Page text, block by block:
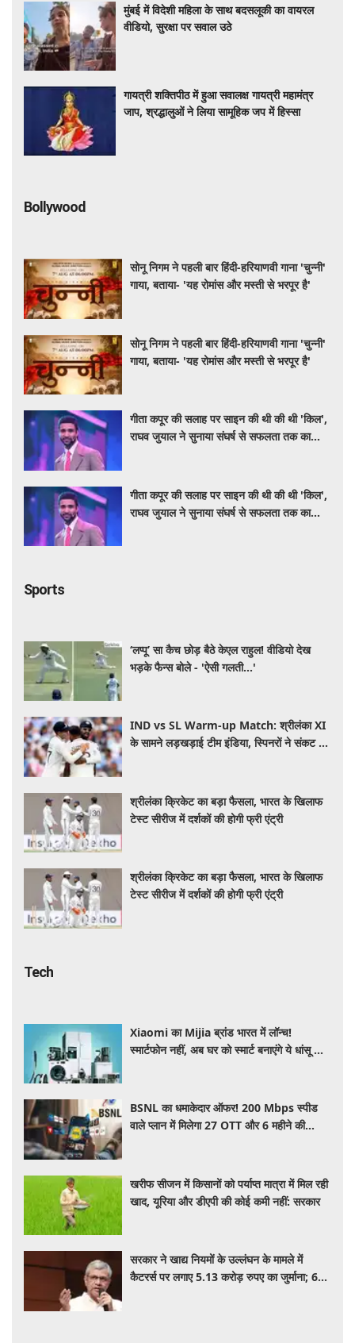
मुंबई में विदेशी महिला के साथ बदसलूकी का वायरल
वीडियो, सुरक्षा पर सवाल उठे
गायत्री शक्तिपीठ में हुआ सवालक्ष गायत्री महामंत्र
जाप, श्रद्धालुओं ने लिया सामूहिक जप में हिस्सा
Bollywood
सोनू निगम ने पहली बार हिंदी-हरियाणवी गाना 'चुन्नी'
गाया, बताया- 'यह रोमांस और मस्ती से भरपूर है'
सोनू निगम ने पहली बार हिंदी-हरियाणवी गाना 'चुन्नी'
गाया, बताया- 'यह रोमांस और मस्ती से भरपूर है'
गीता कपूर की सलाह पर साइन की थी की थी 'किल',
राघव जुयाल ने सुनाया संघर्ष से सफलता तक का
गीता कपूर की सलाह पर साइन की थी की थी 'किल',
राघव जुयाल ने सुनाया संघर्ष से सफलता तक का
Sports
‘लप्पू’ सा कैच छोड़ बैठे केएल राहुल! वीडियो देख
भड़के फैन्स बोले - 'ऐसी गलती...'
IND vs SL Warm-up Match: श्रीलंका XI
के सामने लड़खड़ाई टीम इंडिया, स्पिनरों ने संकट में
श्रीलंका क्रिकेट का बड़ा फैसला, भारत के खिलाफ
टेस्ट सीरीज में दर्शकों की होगी फ्री एंट्री
श्रीलंका क्रिकेट का बड़ा फैसला, भारत के खिलाफ
टेस्ट सीरीज में दर्शकों की होगी फ्री एंट्री
Tech
Xiaomi का Mijia ब्रांड भारत में लॉन्च!
स्मार्टफोन नहीं, अब घर को स्मार्ट बनाएंगे ये धांसू होम
BSNL का धमाकेदार ऑफर! 200 Mbps स्पीड
वाले प्लान में मिलेगा 27 OTT और 6 महीने की
खरीफ सीजन में किसानों को पर्याप्त मात्रा में मिल रही
खाद, यूरिया और डीएपी की कोई कमी नहीं: सरकार
सरकार ने खाद्य नियमों के उल्लंघन के मामले में
कैटरर्स पर लगाए 5.13 करोड़ रुपए का जुर्माना; 6